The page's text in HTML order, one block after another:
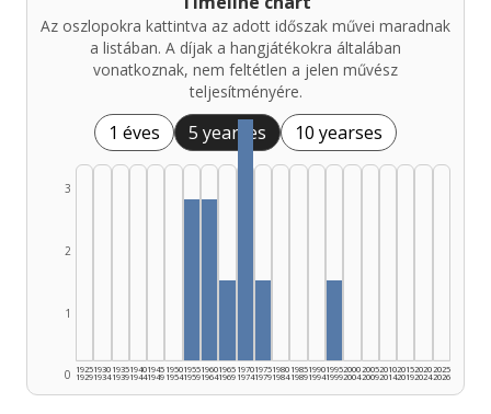
Az oszlopokra kattintva az adott időszak művei maradnak
a listában. A díjak a hangjátékokra általában
vonatkoznak, nem feltétlen a jelen művész
teljesítményére.
1 éves 5 yearses 10 yearses
0
1
2
3
1925
1929
1930
1934
1935
1939
1940
1944
1945
1949
1950
1954
1955
1959
1960
1964
1965
1969
1970
1974
1975
1979
1980
1984
1985
1989
1990
1994
1995
1999
2000
2004
2005
2009
2010
2014
2015
2019
2020
2024
2025
2026